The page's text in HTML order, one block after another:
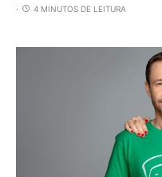
4 MINUTOS DE LEITURA